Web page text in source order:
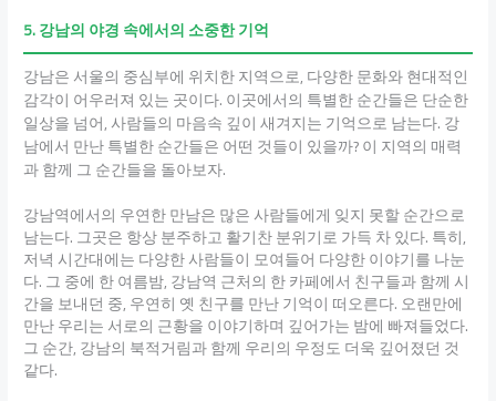
5. 강남의 야경 속에서의 소중한 기억
강남은 서울의 중심부에 위치한 지역으로, 다양한 문화와 현대적인
감각이 어우러져 있는 곳이다. 이곳에서의 특별한 순간들은 단순한
일상을 넘어, 사람들의 마음속 깊이 새겨지는 기억으로 남는다. 강
남에서 만난 특별한 순간들은 어떤 것들이 있을까? 이 지역의 매력
과 함께 그 순간들을 돌아보자.
강남역에서의 우연한 만남은 많은 사람들에게 잊지 못할 순간으로
남는다. 그곳은 항상 분주하고 활기찬 분위기로 가득 차 있다. 특히,
저녁 시간대에는 다양한 사람들이 모여들어 다양한 이야기를 나눈
다. 그 중에 한 여름밤, 강남역 근처의 한 카페에서 친구들과 함께 시
간을 보내던 중, 우연히 옛 친구를 만난 기억이 떠오른다. 오랜만에
만난 우리는 서로의 근황을 이야기하며 깊어가는 밤에 빠져들었다.
그 순간, 강남의 북적거림과 함께 우리의 우정도 더욱 깊어졌던 것
같다.